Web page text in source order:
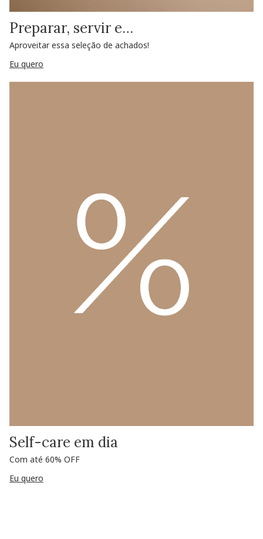
Preparar, servir e…
Aproveitar essa seleção de achados!
Eu quero
Self-care em dia
Com até 60% OFF
Eu quero